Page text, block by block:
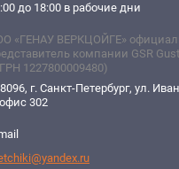
до 18:00 в рабочие дни
«ГЕНАУ ВЕРКЦОЙГЕ»
компании GSR
1227800009480)
г. Санкт-Петербург, ул.
302